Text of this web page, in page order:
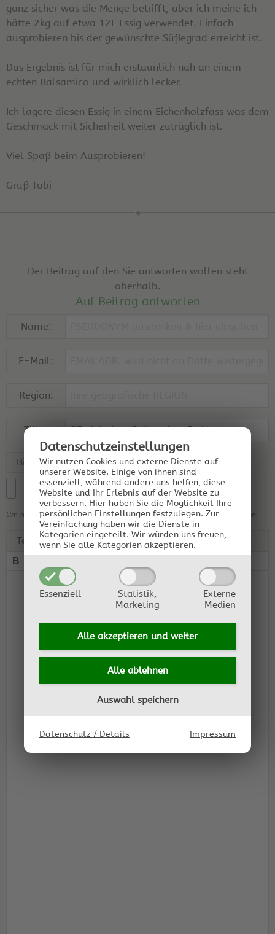
Datenschutz­einstellungen
Wir nutzen Cookies und externe Dienste auf
unserer Website. Einige von ihnen sind
essenziell, während andere uns helfen, diese
Website und Ihr Erlebnis auf der Website zu
verbessern. Hier haben Sie die Möglichkeit Ihre
persönlichen Einstellungen festzulegen. Zur
Vereinfachung haben wir die Dienste in
Kategorien eingeteilt. Wir würden uns freuen,
wenn Sie alle Kategorien akzeptieren.
Essenziell
Statistik,
Marketing
Externe
Medien
Alle akzeptieren und weiter
Alle ablehnen
Auswahl speichern
Datenschutz / Details Impressum
ganz sicher was die Menge betrifft, aber ich meine ich
hätte 2kg auf etwa 12L Essig verwendet. Einfach
ausprobieren bis der gewünschte Süßegrad erreicht ist.
Das Ergebnis ist für mich erstaunlich nah an einem
echten Balsamico und wirklich lecker.
Ich lagere diesen Essig in einem Eichenholzfass was dem
Geschmack mit Sicherheit weiter zuträglich ist.
Viel Spaß beim Ausprobieren!
Gruß Tubi
Der Beitrag auf den Sie antworten wollen steht
oberhalb.
Auf Beitrag antworten
Name:
E-Mail:
Region:
Title:
Bilddateien (optional):
Um mehrere Bilder hochzuladen, bitte einfach mehrere Bilder auswählen.
Text:
B